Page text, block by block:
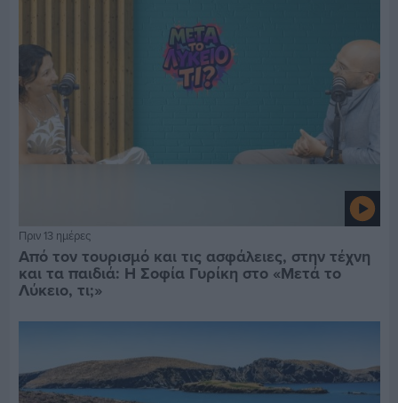
Πριν 13 ημέρες
Από τον τουρισμό και τις ασφάλειες, στην τέχνη
και τα παιδιά: Η Σοφία Γυρίκη στο «Μετά το
Λύκειο, τι;»